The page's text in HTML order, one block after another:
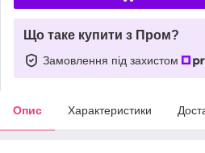
Що таке купити з Пром?
Замовлення під захистом
Опис Характеристики